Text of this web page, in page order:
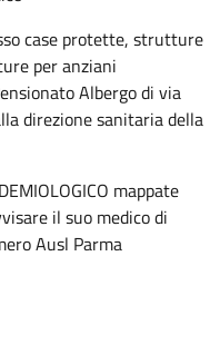
case protette, strutture
per anziani
Albergo di via
direzione sanitaria della
mappate
il suo medico di
Ausl Parma